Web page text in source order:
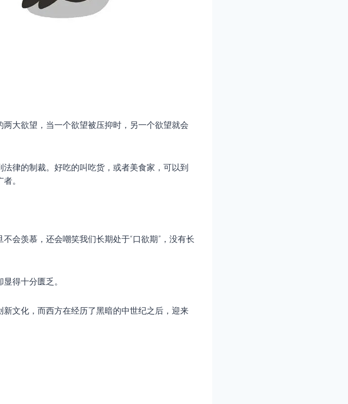
大欲望，当一个欲望被压抑时，另一个欲望就会
律的制裁。好吃的叫吃货，或者美食家，可以到
。
会羡慕，还会嘲笑我们长期处于“口欲期”，没有长
得十分匮乏。
文化，而西方在经历了黑暗的中世纪之后，迎来